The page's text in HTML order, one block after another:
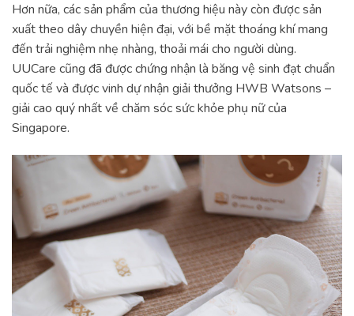
Hơn nữa, các sản phẩm của thương hiệu này còn được sản
xuất theo dây chuyền hiện đại, với bề mặt thoáng khí mang
đến trải nghiệm nhẹ nhàng, thoải mái cho người dùng.
UUCare cũng đã được chứng nhận là băng vệ sinh đạt chuẩn
quốc tế và được vinh dự nhận giải thưởng HWB Watsons –
giải cao quý nhất về chăm sóc sức khỏe phụ nữ của
Singapore.